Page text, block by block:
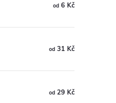
od 6 Kč
od 31 Kč
od 29 Kč